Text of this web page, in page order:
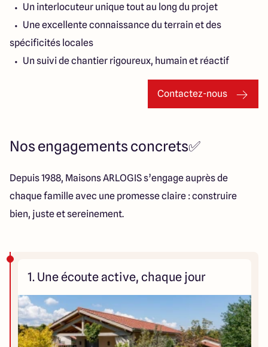
Un interlocuteur unique tout au long du projet
Une excellente connaissance du terrain et des
spécificités locales
Un suivi de chantier rigoureux, humain et réactif
Contactez-nous
Nos engagements concrets✅
Depuis 1988, Maisons ARLOGIS s’engage auprès de
chaque famille avec une promesse claire : construire
bien, juste et sereinement.
1. Une écoute active, chaque jour